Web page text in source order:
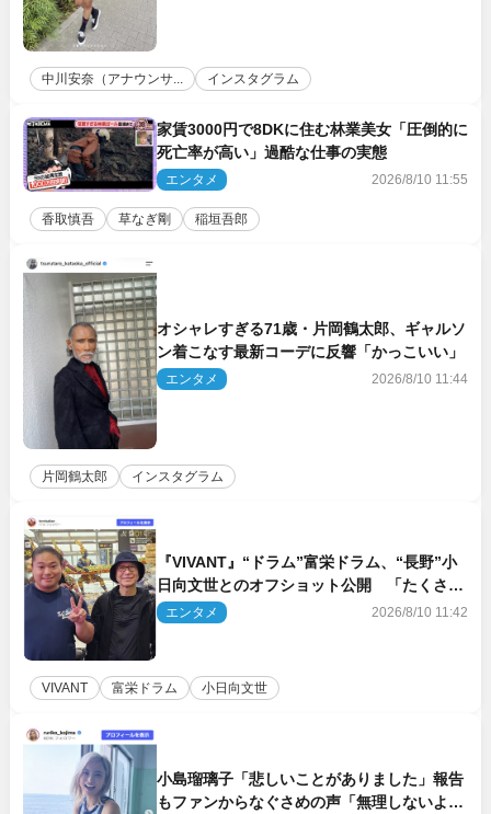
中川安奈（アナウンサ... インスタグラム
家賃3000円で8DKに住む林業美女「圧倒的に
死亡率が高い」過酷な仕事の実態
エンタメ 2026/8/10 11:55
香取慎吾 草なぎ剛 稲垣吾郎
オシャレすぎる71歳・片岡鶴太郎、ギャルソ
ン着こなす最新コーデに反響「かっこいい」
エンタメ 2026/8/10 11:44
片岡鶴太郎 インスタグラム
『VIVANT』“ドラム”富栄ドラム、“長野”小
日向文世とのオフショット公開 「たくさん
褒めていただいた」と感謝
エンタメ 2026/8/10 11:42
VIVANT 富栄ドラム 小日向文世
小島瑠璃子「悲しいことがありました」報告
もファンからなぐさめの声「無理しないよう